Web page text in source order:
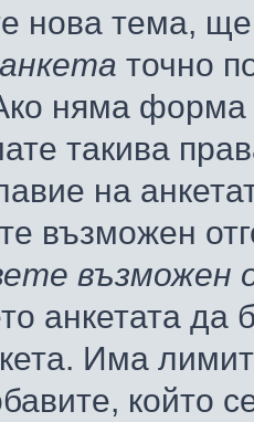
нова тема,
точно
няма форма
такива
на
възможен
възможен
анкетата да
Има
който